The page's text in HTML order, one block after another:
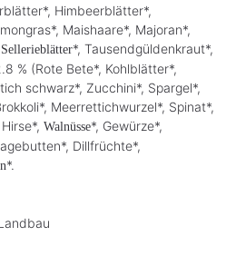
Himbeerblätter*,
Maishaare*, Majoran*,
Sellerieblätter*, Tausendgüldenkraut*,
% (Rote Bete*, Kohlblätter*,
schwarz*, Zucchini*, Spargel*,
Meerrettichwurzel*, Spinat*,
Walnüsse*, Gewürze*,
Dillfrüchte*,
*.